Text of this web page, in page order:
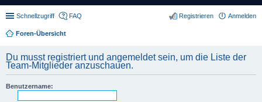
Schnellzugriff FAQ Anmelden
Registrieren
Foren-Übersicht
Du musst registriert und angemeldet sein, um die Liste der
Team-Mitglieder anzuschauen.
Benutzername: